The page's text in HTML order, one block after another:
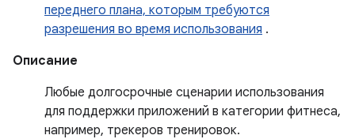
переднего плана, которым требуются
разрешения во время использования .
Описание
Любые долгосрочные сценарии использования
для поддержки приложений в категории фитнеса,
например, трекеров тренировок.